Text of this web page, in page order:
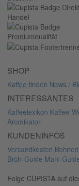
SHOP
Kaffee finden News /
INTERESSANTES
Kaffeelexikon Kaffee-
Aromikator
KUNDENINFOS
Versandkosten
Brüh-Guide Mahl-
Folge CUPISTA auf